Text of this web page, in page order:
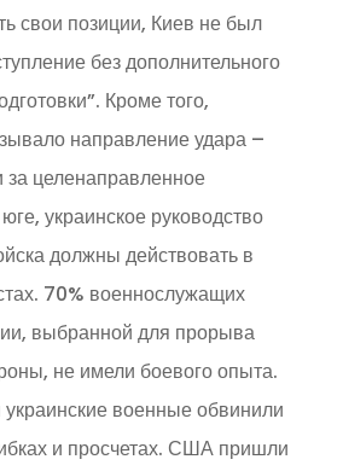
свои позиции, Киев не был
без дополнительного
Кроме того,
направление удара –
целенаправленное
украинское руководство
должны действовать в
70% военнослужащих
выбранной для прорыва
не имели боевого опыта.
военные обвинили
и просчетах. США пришли